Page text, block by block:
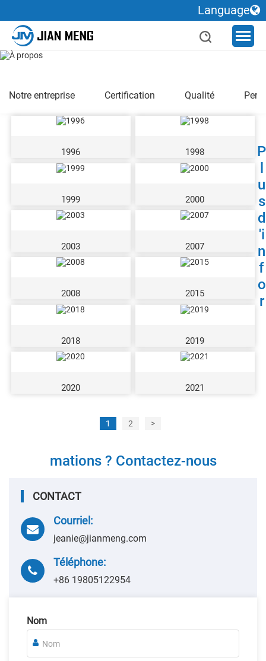
Notre entreprise Certification Qualité
1996 1998
1999 2000
2003 2007
2008 2015
2018 2019
2020 2021
1 2 >
P
u
s
d
'i
n
f
o
r
mations ? Contactez-nous
CONTACT
Courriel:
jeanie@jianmeng.com
Téléphone:
+86 19805122954
Nom
Language